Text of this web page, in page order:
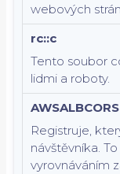
webových
rc::c
Tento soubor
lidmi a roboty.
AWSALBCORS
Registruje,
návštěvníka.
vyrovnáváním